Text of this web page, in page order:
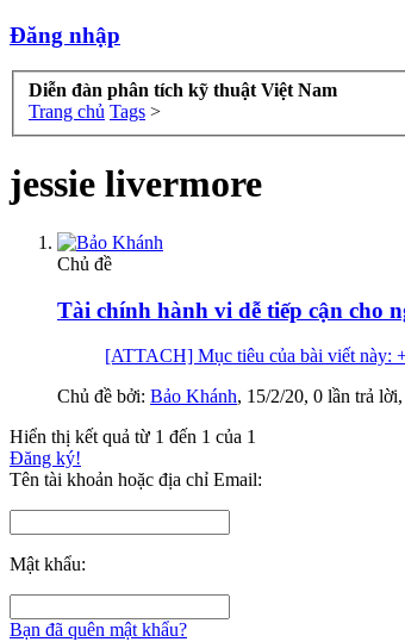
Đăng nhập
Diễn đàn phân tích kỹ thuật Việt Nam
Trang chủ Tags >
jessie livermore
Chủ đề
Tài chính hành vi dễ tiếp cận cho
[ATTACH] Mục tiêu của bài viết này:
Chủ đề bởi: Bảo Khánh, 15/2/20, 0 lần trả
Hiển thị kết quả từ 1 đến 1 của 1
Đăng ký!
Tên tài khoản hoặc địa chỉ Email:
Mật khẩu:
Bạn đã quên mật khẩu?